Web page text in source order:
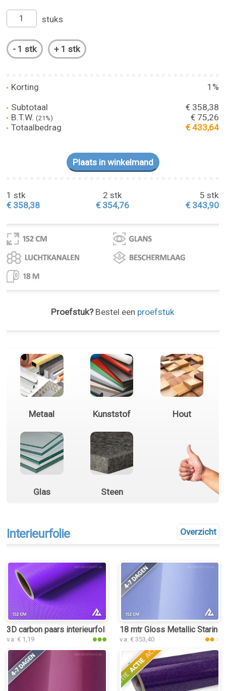
stuks
Korting
1%
Subtotaal
€ 358,38
B.T.W.(21%)
€ 75,26
Totaalbedrag
€ 433,64
1 stk
€ 358,38
2 stk
€ 354,76
5 stk
€ 343,90
Proefstuk?Bestel een proefstuk
Metaal Kunststof Hout
Glas Steen
Overzicht
Interieurfolie
3D carbon paars interieurfolie
v.a. € 1,19
18 mtr Gloss Metallic
v.a. € 353,40